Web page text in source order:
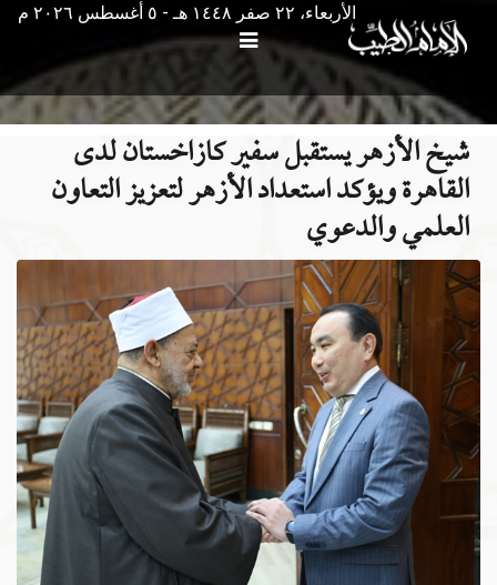
الأربعاء، ٢٢ صفر ١٤٤٨ هـ - ٥ أغسطس ۲۰۲٦ م
شيخ الأزهر يستقبل سفير كازاخستان لدى
القاهرة ويؤكد استعداد الأزهر لتعزيز التعاون
العلمي والدعوي ‌